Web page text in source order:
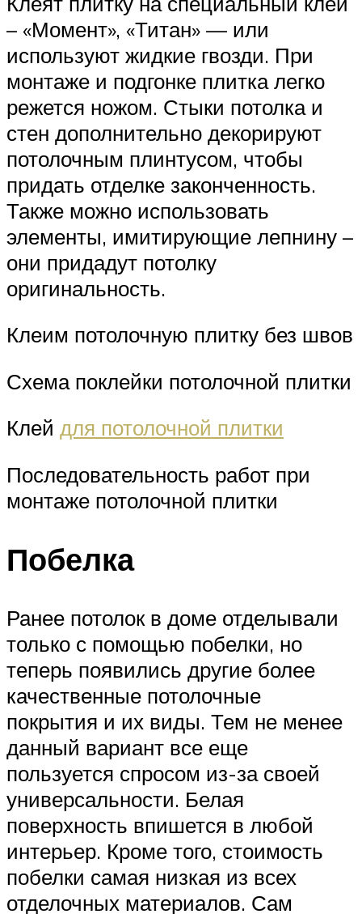
– «Момент», «Титан» — или
используют жидкие гвозди. При
монтаже и подгонке плитка легко
режется ножом. Стыки потолка и
стен дополнительно декорируют
потолочным плинтусом, чтобы
придать отделке законченность.
Также можно использовать
элементы, имитирующие лепнину –
они придадут потолку
оригинальность.
Клеим потолочную плитку без швов
Схема поклейки потолочной плитки
Клей для потолочной плитки
Последовательность работ при
монтаже потолочной плитки
Побелка
Ранее потолок в доме отделывали
только с помощью побелки, но
теперь появились другие более
качественные потолочные
покрытия и их виды. Тем не менее
данный вариант все еще
пользуется спросом из-за своей
универсальности. Белая
поверхность впишется в любой
интерьер. Кроме того, стоимость
побелки самая низкая из всех
отделочных материалов. Сам